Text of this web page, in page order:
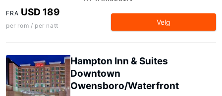
FRA USD 189
per rom / per natt Velg
Hampton Inn & Suites
Downtown
Owensboro/Waterfront